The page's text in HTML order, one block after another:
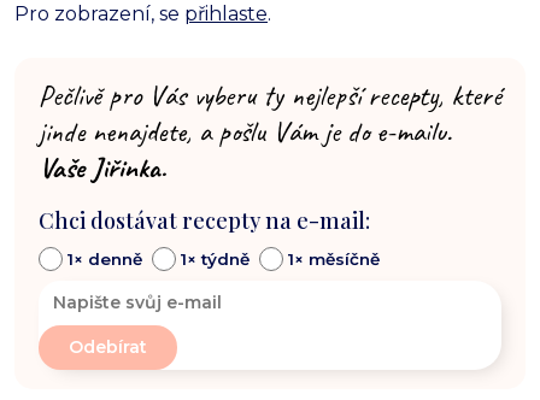
Pro zobrazení, se přihlaste.
Pečlivě pro Vás vyberu ty nejlepší recepty, které
jinde nenajdete, a pošlu Vám je do e-mailu.
Vaše Jiřinka.
Chci dostávat recepty na e-mail:
1× denně 1× týdně 1× měsíčně